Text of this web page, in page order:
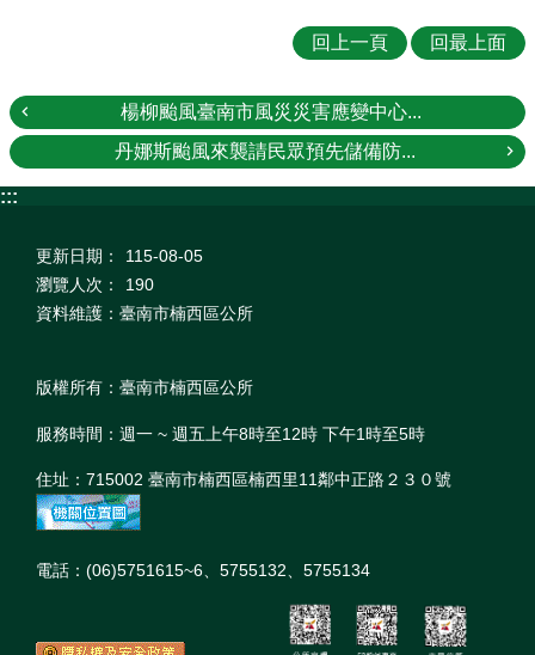
回上一頁 回最上面
楊柳颱風臺南市風災災害應變中心...
丹娜斯颱風來襲請民眾預先儲備防...
:::
更新日期：
115-08-05
瀏覽人次：
190
資料維護：臺南市楠西區公所
版權所有：臺南市楠西區公所
服務時間：週一 ~ 週五上午8時至12時 下午1時至5時
住址：715002 臺南市楠西區楠西里11鄰中正路２３０號
電話：(06)5751615~6、5755132、5755134